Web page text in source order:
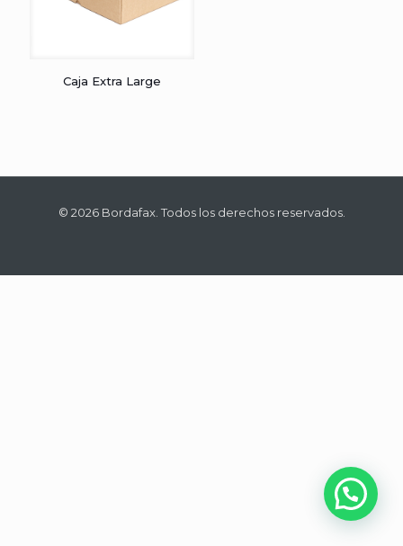
Caja Extra Large
© 2026 Bordafax. Todos los derechos reservados.